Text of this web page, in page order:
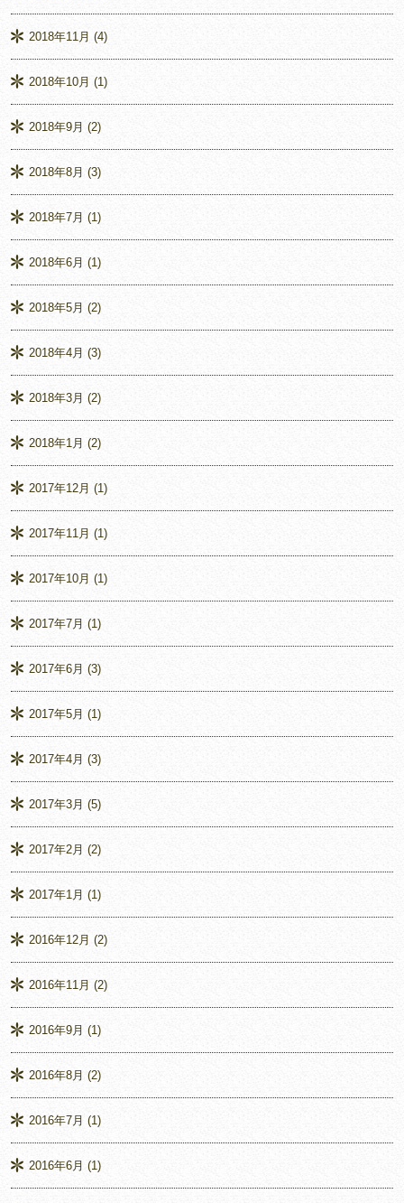
2018年11月 (4)
2018年10月 (1)
2018年9月 (2)
2018年8月 (3)
2018年7月 (1)
2018年6月 (1)
2018年5月 (2)
2018年4月 (3)
2018年3月 (2)
2018年1月 (2)
2017年12月 (1)
2017年11月 (1)
2017年10月 (1)
2017年7月 (1)
2017年6月 (3)
2017年5月 (1)
2017年4月 (3)
2017年3月 (5)
2017年2月 (2)
2017年1月 (1)
2016年12月 (2)
2016年11月 (2)
2016年9月 (1)
2016年8月 (2)
2016年7月 (1)
2016年6月 (1)